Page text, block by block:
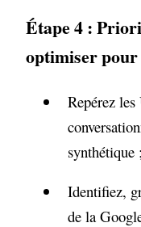
Étape 4 :
optimiser
Repérez
synthétique ;
Identifiez,
de la